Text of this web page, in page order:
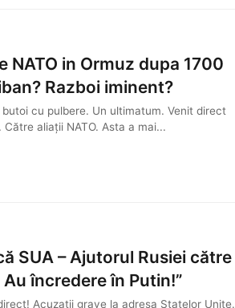
NATO in Ormuz dupa 1700
Razboi iminent?
cu pulbere. Un ultimatum. Venit direct
aliații NATO. Asta a mai...
SUA – Ajutorul Rusiei către
încredere în Putin!”
Acuzații grave la adresa Statelor Unite.